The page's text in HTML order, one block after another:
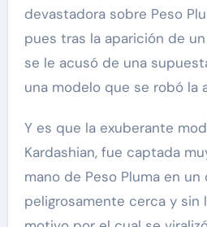
devastadora sobre Peso
pues tras la aparición de
se le acusó de una
una modelo que se robó la
Y es que la exuberante
Kardashian, fue captada
mano de Peso Pluma en un
peligrosamente cerca y sin